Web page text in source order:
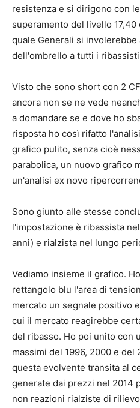
resistenza e si dirigono con
superamento del livello
quale Generali si
dell'ombrello a tutti i
Visto che sono short con 2
ancora non se ne vede
a domandare se e dove ho
risposta ho così rifatto
grafico pulito, senza cioè
parabolica, un nuovo grafico
un'analisi ex novo
Sono giunto alle stesse
l'impostazione è ribassista
anni) e rialzista nel lungo
Vediamo insieme il grafico.
rettangolo blu l'area di
mercato un segnale positivo
cui il mercato reagirebbe
del ribasso. Ho poi unito con
massimi del 1996, 2000 e del
questa evolvente transita al
generate dai prezzi nel 2014
non reazioni rialziste di